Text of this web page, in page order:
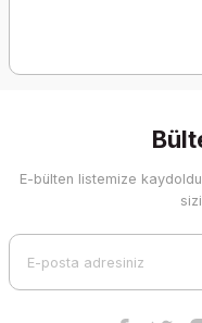
E-bülten listemize